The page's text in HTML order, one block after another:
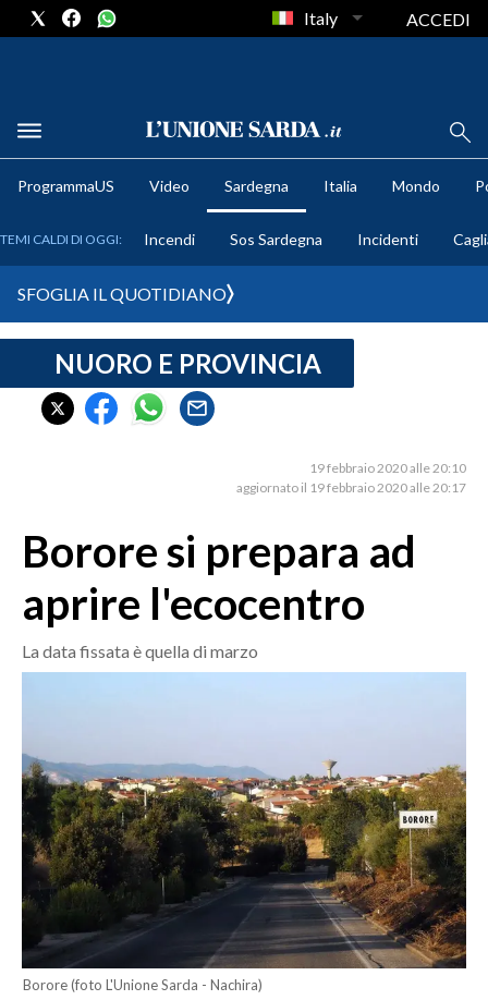
METEO
CRONACA SARDEGNA
CAGLIARI
SASSARI E PROVINCIA
GALLURA
NUORO E PROVINCIA
OGLIASTRA
ITALIA
MONDO
POLITICA
ECONOMIA
SERVIZI ALLE IMPRESE
Italy ACCEDI
ProgrammaUS Video Sardegna Italia Mondo
TEMI CALDI DI OGGI: Incendi Sos Sardegna Incidenti
SFOGLIA IL QUOTIDIANO
NUORO E PROVINCIA
19 febbraio 2020 alle 20:10
aggiornato il 19 febbraio 2020 alle 20:17
Borore si prepara ad
aprire l'ecocentro
La data fissata è quella di marzo
Borore (foto L'Unione Sarda - Nachira)